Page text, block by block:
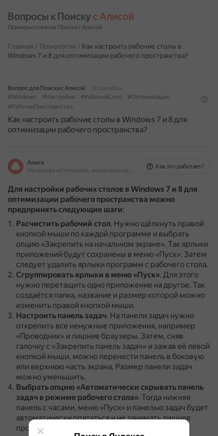
Вопросы к Поиску с Алисой
Примеры ответов Поиска с Алисой
Главная / Технологии / Как настроить рабочие столы в
Windows 7 и 8 для оптимизации рабочего пространства?
Вопрос для Поиска с Алисой
30 декабря
#Windows
#Настройка #РабочийСтол
#Оптимизация
#РабочееПространство
Как настроить рабочие столы в Windows 7 и 8 для
оптимизации рабочего пространства?
Алиса
На основе источников, возможны неточности
Как это работает?
Для настройки рабочих столов в Windows 7 и 8 для
оптимизации рабочего пространства можно
предпринять следующие шаги:
Расчистить рабочий стол. Нужно щёлкнуть правой
кнопкой мыши по каждой программе и выбрать
опцию «Закрепить на начальном экране». Так ярлыки
приложений будут сохранены в меню «Пуск». Затем
следует удалить ярлыки программ с рабочего стола.
Сгруппировать ярлыки в меню «Пуск». Для этого
нужно перетащить одно приложение на другое. Так
создаётся папка, название и размер которой можно
изменить правой кнопкой мыши.
Настроить панель задач. На панели задач нужно
открепить все ненужные приложения, например
«Проводник» и лишние браузеры. Затем, сняв
галочку с «Закрепить панель задач» и зажав её левой
кнопкой мыши, можно перенести панель в боковую
или верхнюю часть экрана. Размер панели задач
можно уменьшить.
Выбрать опцию «Автоматически скрывать панель
задач в режиме рабочего стола». Тогда нижняя
панель с часами, меню «Пуск» и панелью задач будет
автоматически прятаться и не занимать лишнее
пространство.